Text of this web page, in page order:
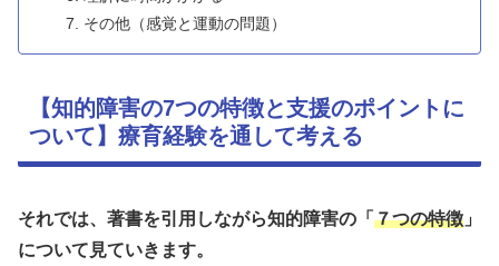
その他（感覚と運動の問題）
【知的障害の7つの特徴と支援のポイントに
ついて】療育経験を通して考える
それでは、著書を引用しながら知的障害の「 ７つの特徴 」
について見ていきます。